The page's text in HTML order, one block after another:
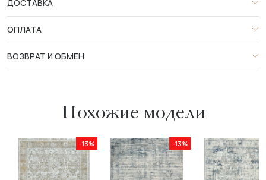
ДОСТАВКА
ОПЛАТА
ВОЗВРАТ И ОБМЕН
Похожие модели
-13% -13%